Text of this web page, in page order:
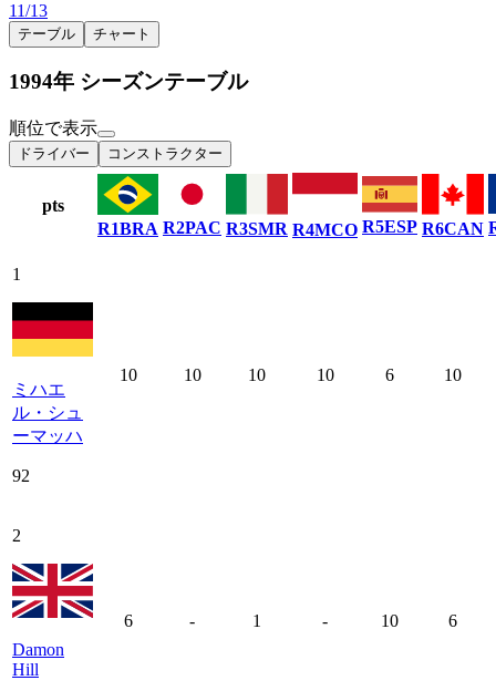
11/13
テーブル チャート
1994年 シーズンテーブル
順位で表示
ドライバー コンストラクター
pts
R1BRA R2PAC R3SMR R4MCO R5ESP R6CAN
1
ミハエ
ル・シュ
ーマッハ
92
10 10 10 10 6 10
2
Damon
Hill
6 - 1 - 10 6